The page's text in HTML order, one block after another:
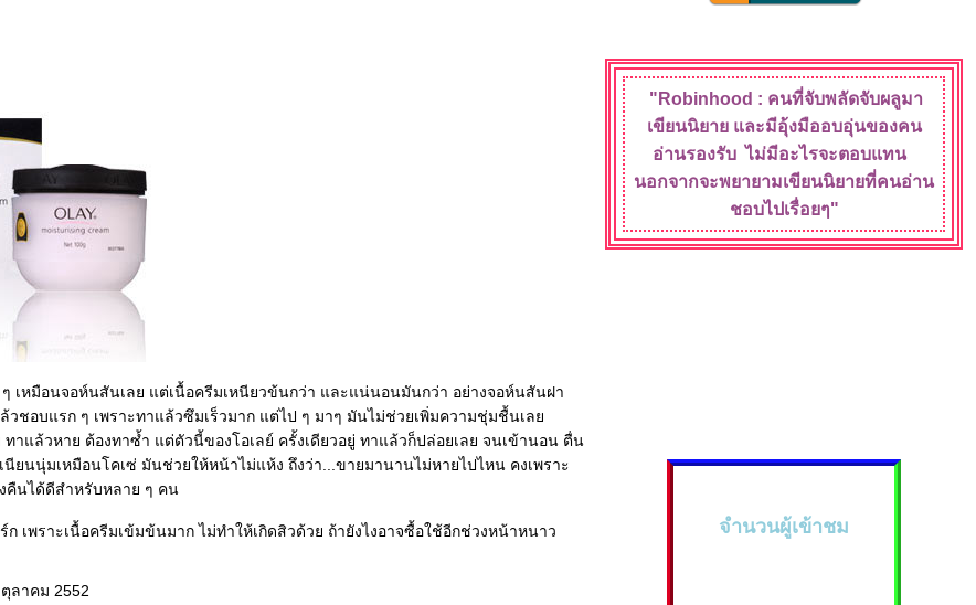
เหมือนจอห์นสันเลย แต่เนื้อครีมเหนียวข้นกว่า และแน่นอนมันกว่า อย่างจอห์นสันฝา
ล้วชอบแรก ๆ เพราะทาแล้วซึมเร็วมาก แต่ไป ๆ มาๆ มันไม่ช่วยเพิ่มความชุ่มชื้นเล
ทาแล้วหาย ต้องทาซ้ำ แต่ตัวนี้ของโอเลย์ ครั้งเดียวอยู่ ทาแล้วก็ปล่อยเลย จนเข้านอน ตื่น
ยนนุ่มเหมือนโคเซ่ มันช่วยให้หน้าไม่แห้ง ถึงว่า...ขายมานานไม่หายไปไหน คงเพราะ
คืนได้ดีสำหรับหลาย ๆ คน
ก เพราะเนื้อครีมเข้มข้นมาก ไม่ทำให้เกิดสิวด้วย ถ้ายังไงอาจซื้อใช้อีกช่วงหน้าหนาว
ลาคม 2552
"Robinhood : คนที่จับพลัดจับผลูมา
เขียนนิยา ละมีอุ้งมืออบอุ่นของคน
อ่านรองรับไม่มีอะไรจะตอบแทน
นอกจากจะพยายามเขียนนิยายที่คนอ่าน
ชอบไปเรื่อยๆ"
จำนวนผู้เข้าชม